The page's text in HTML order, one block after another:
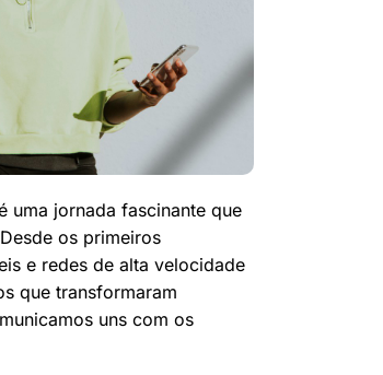
uma jornada fascinante que
os primeiros
e redes de alta velocidade
que transformaram
uns com os